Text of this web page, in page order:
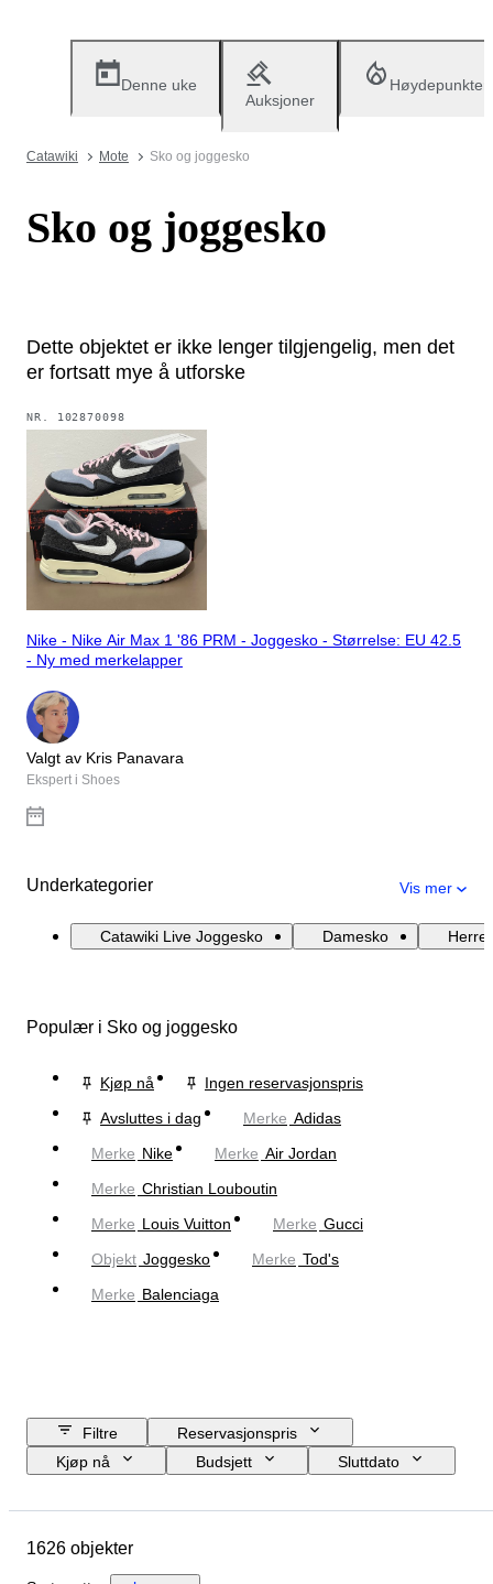
Denne uke
Auksjoner
Høydepunkter
Catawiki Mote Sko og joggesko
Sko og joggesko
Dette objektet er ikke lenger tilgjengelig, men det
er fortsatt mye å utforske
NR. 102870098
Nike - Nike Air Max 1 '86 PRM - Joggesko - Størrelse: EU 42.5
- Ny med merkelapper
Valgt av Kris Panavara
Ekspert i Shoes
Underkategorier Vis mer
Catawiki Live Joggesko Damesko
Populær i Sko og joggesko
Kjøp nå
Ingen reservasjonspris
Avsluttes i dag
Merke Adidas
Merke Nike Merke Air Jordan
Merke Christian Louboutin
Merke Louis Vuitton Merke Gucci
Objekt Joggesko Merke Tod's
Merke Balenciaga
Filtre
Reservasjonspris
Kjøp nå
Budsjett
Sluttdato
Materiale
Signatur
1626 objekter